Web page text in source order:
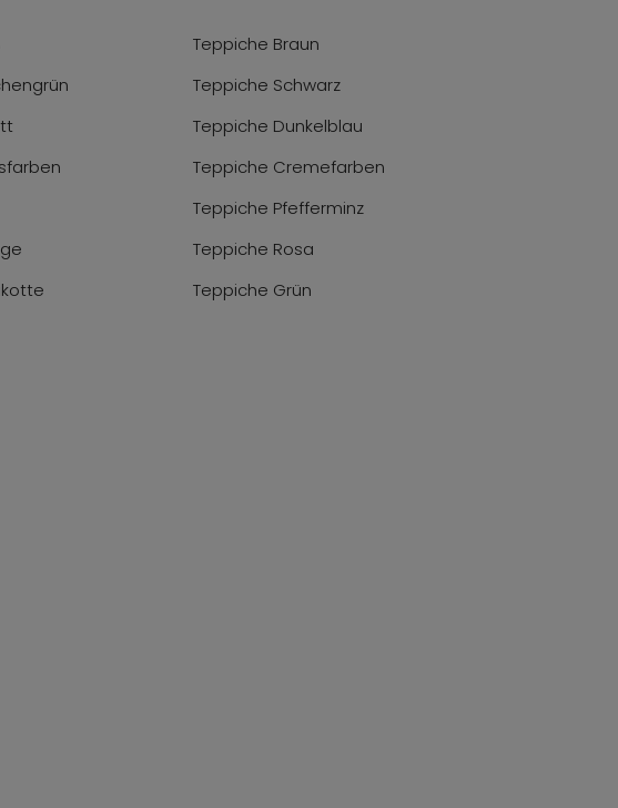
Teppiche Braun
Teppiche Schwarz
Teppiche Dunkelblau
Teppiche Cremefarben
Teppiche Pfefferminz
Teppiche Rosa
Teppiche Grün